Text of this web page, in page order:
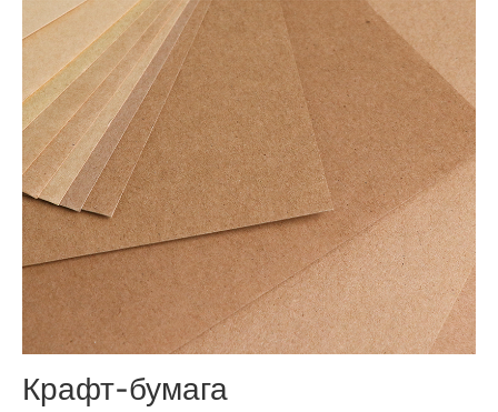
Крафт-бумага